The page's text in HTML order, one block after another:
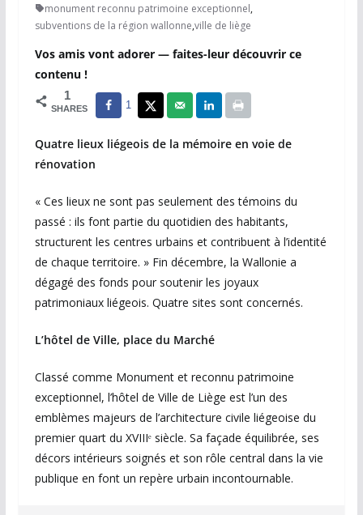
monument reconnu patrimoine exceptionnel,
subventions de la région wallonne,ville de liège
Vos amis vont adorer — faites-leur découvrir ce
contenu !
1
SHARES 1
Quatre lieux liégeois de la mémoire en voie de
rénovation
« Ces lieux ne sont pas seulement des témoins du
passé : ils font partie du quotidien des habitants,
structurent les centres urbains et contribuent à l’identité
de chaque territoire. » Fin décembre, la Wallonie a
dégagé des fonds pour soutenir les joyaux
patrimoniaux liégeois. Quatre sites sont concernés.
L’hôtel de Ville, place du Marché
Classé comme Monument et reconnu patrimoine
exceptionnel, l’hôtel de Ville de Liège est l’un des
emblèmes majeurs de l’architecture civile liégeoise du
premier quart du XVIIIᵉ siècle. Sa façade équilibrée, ses
décors intérieurs soignés et son rôle central dans la vie
publique en font un repère urbain incontournable.